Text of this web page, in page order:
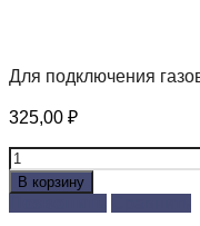
Для подключения
325,00 ₽
Количество
товара
Подводка
гибкая
В корзину